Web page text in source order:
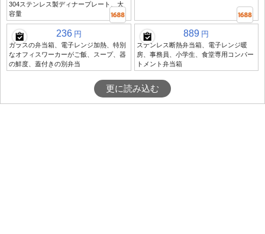
304ステンレス製ディナープレート、大
容量
236 円
ガラスの弁当箱、電子レンジ加熱、特別
なオフィスワーカーがご飯、スープ、器
の鮮度、蓋付きの別弁当
889 円
ステンレス断熱弁当箱、電子レンジ暖
房、事務員、小学生、食堂専用コンパー
トメント弁当箱
更に読み込む